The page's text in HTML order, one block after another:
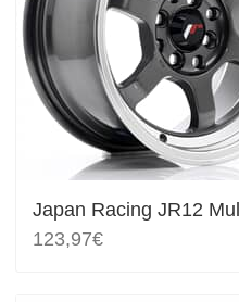
Japan Racing JR12
123,97€